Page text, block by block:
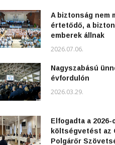
A biztonság nem
értetődő, a
emberek állnak
2026.07.06.
Nagyszabású
évfordulón
2026.03.29.
Elfogadta a 2026-
költségvetést az
Polgárőr